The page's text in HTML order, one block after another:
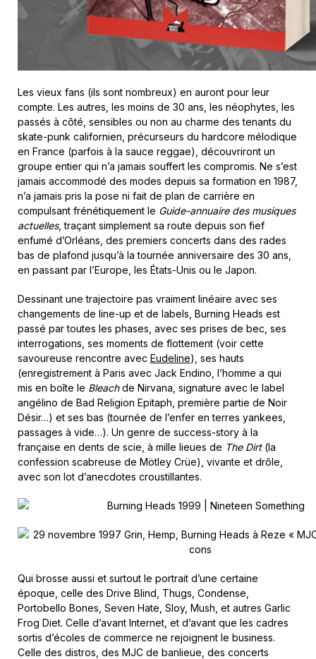
Les vieux fans (ils sont nombreux) en auront pour leur
compte. Les autres, les moins de 30 ans, les néophytes, les
passés à côté, sensibles ou non au charme des tenants du
skate-punk californien, précurseurs du hardcore mélodique
en France (parfois à la sauce reggae), découvriront un
groupe entier qui n’a jamais souffert les compromis. Ne s’est
jamais accommodé des modes depuis sa formation en 1987,
n’a jamais pris la pose ni fait de plan de carrière en
compulsant frénétiquement le Guide-annuaire des musiques
actuelles, traçant simplement sa route depuis son fief
enfumé d’Orléans, des premiers concerts dans des rades
bas de plafond jusqu’à la tournée anniversaire des 30 ans,
en passant par l’Europe, les États-Unis ou le Japon.
Dessinant une trajectoire pas vraiment linéaire avec ses
changements de line-up et de labels, Burning Heads est
passé par toutes les phases, avec ses prises de bec, ses
interrogations, ses moments de flottement (voir cette
savoureuse rencontre avec Eudeline), ses hauts
(enregistrement à Paris avec Jack Endino, l’homme a qui
mis en boîte le Bleachde Nirvana, signature avec le label
angélino de Bad Religion Epitaph, première partie de Noir
Désir…) et ses bas (tournée de l’enfer en terres yankees,
passages à vide…). Un genre de success-story à la
française en dents de scie, à mille lieues de The Dirt(la
confession scabreuse de Mötley Crüe), vivante et drôle,
avec son lot d’anecdotes croustillantes.
Qui brosse aussi et surtout le portrait d’une certaine
époque, celle des Drive Blind, Thugs, Condense,
Portobello Bones, Seven Hate, Sloy, Mush, et autres Garlic
Frog Diet. Celle d’avant Internet, et d’avant que les cadres
sortis d’écoles de commerce ne rejoignent le business.
Celle des distros, des MJC de banlieue, des concerts